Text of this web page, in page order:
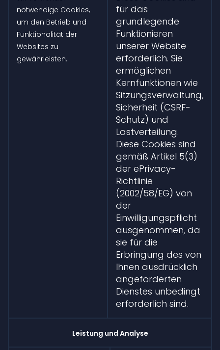
notwendige Cookies,
um den Betrieb und
Funktionalität der
Websites zu
gewährleisten.
für das
grundlegende
Funktionieren
unserer Website
erforderlich. Sie
ermöglichen
Kernfunktionen wie
Sitzungsverwaltung,
Sicherheit (CSRF-
Schutz) und
Lastverteilung.
Diese Cookies sind
gemäß Artikel 5(3)
der ePrivacy-
Richtlinie
(2002/58/EG) von
der
Einwilligungspflicht
ausgenommen, da
sie für die
Erbringung des von
Ihnen ausdrücklich
angeforderten
Dienstes unbedingt
erforderlich sind.
Leistung und Analyse